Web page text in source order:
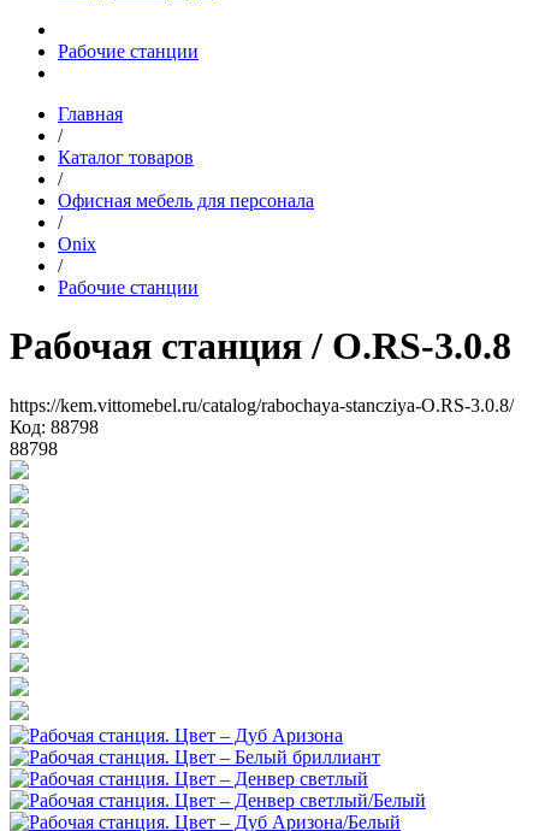
Рабочие станции
Главная
/
Каталог товаров
/
Офисная мебель для персонала
/
Onix
/
Рабочие станции
Рабочая станция / O.RS-3.0.8
https://kem.vittomebel.ru/catalog/rabochaya-stancziya-O.RS-3.0.8/
Код: 88798
88798